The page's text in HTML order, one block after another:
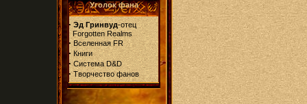
Уголок фана
· Эд Гринвуд-отец
Forgotten Realms
· Вселенная FR
· Книги
· Система D&D
· Творчество фанов